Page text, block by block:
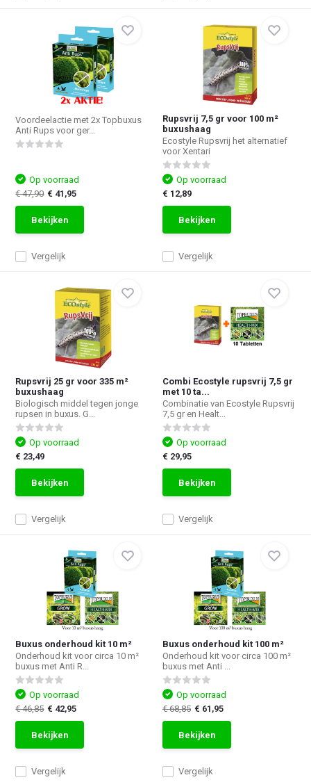
Voordeelactie met 2x Topbuxus
Anti Rups voor ger...
Vergelijk
Op voorraad
€ 47,90 € 41,95
Bekijken
Rupsvrij 7,5 gr voor 100 m²
buxushaag
Ecostyle Rupsvrij het alternatief
voor Xentari
Vergelijk
Op voorraad
€ 12,89
Bekijken
Rupsvrij 25 gr voor 335 m²
buxushaag
Biologisch middel tegen jonge
rupsen in buxus. G...
Vergelijk
Op voorraad
€ 23,49
Bekijken
Combi Ecostyle rupsvrij 7,5 gr
met 10 ta...
Combinatie van Ecostyle Rupsvrij
7,5 gr en Healt...
Vergelijk
Op voorraad
€ 29,95
Bekijken
Buxus onderhoud kit 10 m²
Onderhoud kit voor circa 10 m²
buxus met Anti R...
Vergelijk
Op voorraad
€ 46,85 € 42,95
Bekijken
Buxus onderhoud kit 100 m²
Onderhoud kit voor circa 100 m²
buxus met Anti ...
Vergelijk
Op voorraad
€ 68,85 € 61,95
Bekijken